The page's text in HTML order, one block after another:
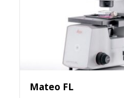
Mateo FL